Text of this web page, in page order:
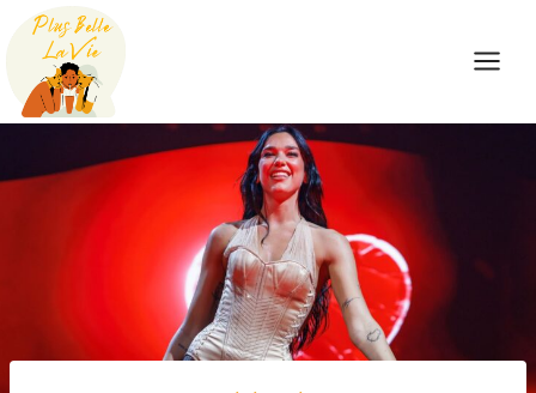
Skip
content